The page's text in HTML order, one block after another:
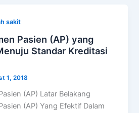
sakit
Pasien (AP) yang
Standar Kreditasi
1, 2018
(AP) Latar Belakang
(AP) Yang Efektif Dalam